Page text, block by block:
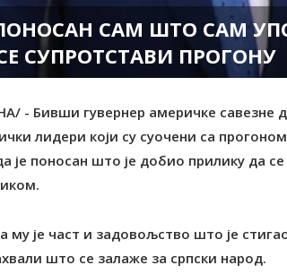
САМ ШТО САМ
СУПРОТСТАВИ ПРОГОНУ
- Бивши гувернер америчке савезне
лидери који су суочени са
је поносан што је добио прилику да
му је част и задовољство што је
што се залаже за српски народ.